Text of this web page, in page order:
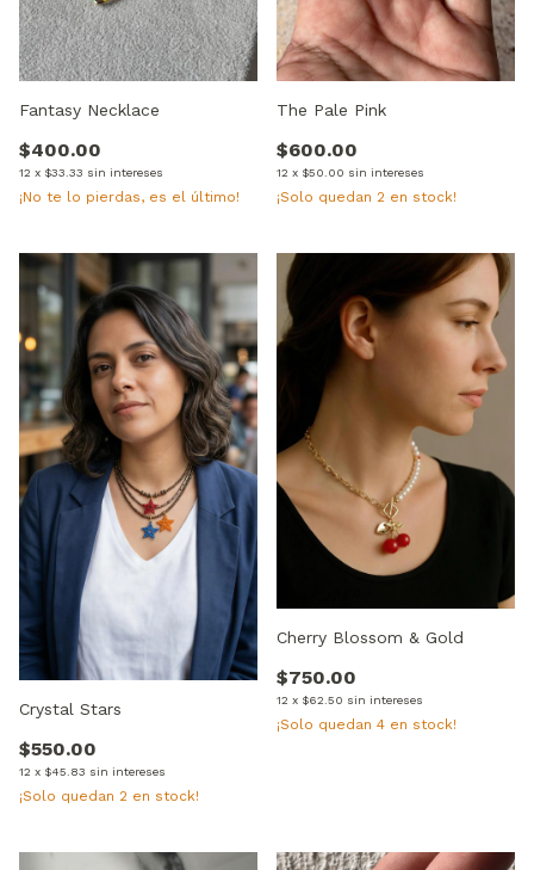
Fantasy Necklace
$400.00
12 x $33.33 sin intereses
¡No te lo pierdas, es el último!
The Pale Pink
$600.00
12 x $50.00 sin intereses
¡Solo quedan 2 en stock!
Crystal Stars
$550.00
12 x $45.83 sin intereses
¡Solo quedan 2 en stock!
Cherry Blossom & Gold
$750.00
12 x $62.50 sin intereses
¡Solo quedan 4 en stock!